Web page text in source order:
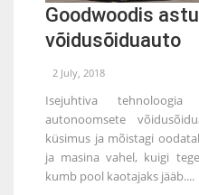
Goodwoodis
võidusõiduauto
2 July, 2018
Isejuhtiva
autonoomsete
küsimus ja mõistagi
ja masina vahel, kuigi
kumb pool kaotajaks jääb....